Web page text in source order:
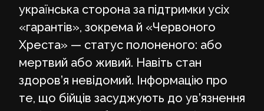
українська сторона за підтримки усіх
«гарантів», зокрема й «Червоного
Хреста» — статус полоненого: або
мертвий або живий. Навіть стан
здоров’я невідомий. Інформацію про
те, що бійців засуджують до ув’язнення